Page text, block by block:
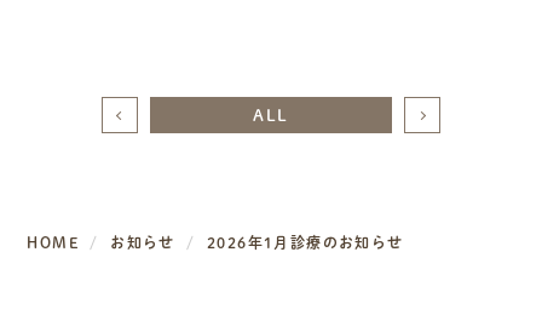
ALL
HOME お知らせ 2026年1月診療のお知らせ